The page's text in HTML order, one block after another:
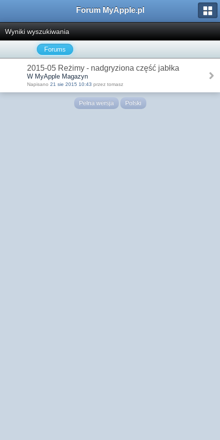
Forum MyApple.pl
Wyniki wyszukiwania
Forums
2015-05 Reżimy - nadgryziona część jabłka
W MyApple Magazyn
Napisano 21 sie 2015 10:43 przez tomasz
Pełna wersja Polski